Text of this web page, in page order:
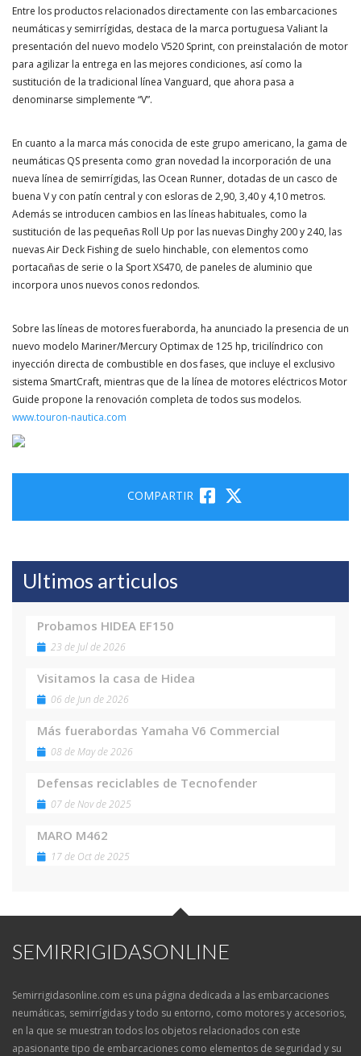
Entre los productos relacionados directamente con las embarcaciones
neumáticas y semirrígidas, destaca de la marca portuguesa Valiant la
presentación del nuevo modelo V520 Sprint, con preinstalación de motor
para agilizar la entrega en las mejores condiciones, así como la
sustitución de la tradicional línea Vanguard, que ahora pasa a
denominarse simplemente “V”.
En cuanto a la marca más conocida de este grupo americano, la gama de
neumáticas QS presenta como gran novedad la incorporación de una
nueva línea de semirrígidas, las Ocean Runner, dotadas de un casco de
buena V y con patín central y con esloras de 2,90, 3,40 y 4,10 metros.
Además se introducen cambios en las líneas habituales, como la
sustitución de las pequeñas Roll Up por las nuevas Dinghy 200 y 240, las
nuevas Air Deck Fishing de suelo hinchable, con elementos como
portacañas de serie o la Sport XS470, de paneles de aluminio que
incorpora unos nuevos conos redondos.
Sobre las líneas de motores fueraborda, ha anunciado la presencia de un
nuevo modelo Mariner/Mercury Optimax de 125 hp, tricilíndrico con
inyección directa de combustible en dos fases, que incluye el exclusivo
sistema SmartCraft, mientras que de la línea de motores eléctricos Motor
Guide propone la renovación completa de todos sus modelos.
www.touron-nautica.com
COMPARTIR
Ultimos articulos
Probamos HIDEA EF150
23 de Jul de 2026
Visitamos la casa de Hidea
06 de Jun de 2026
Más fuerabordas Yamaha V6 Commercial
08 de May de 2026
Defensas reciclables de Tecnofender
07 de Nov de 2025
MARO M462
17 de Oct de 2025
SEMIRRIGIDASONLINE
Semirrigidasonline.com es una página dedicada a las embarcaciones
neumáticas, semirrígidas y todo su entorno, como motores y accesorios,
en la que se muestran todos los objetos relacionados con este
apasionante tipo de embarcaciones como elementos de seguridad y su